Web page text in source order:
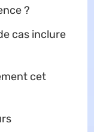
?
cas inclure
cet